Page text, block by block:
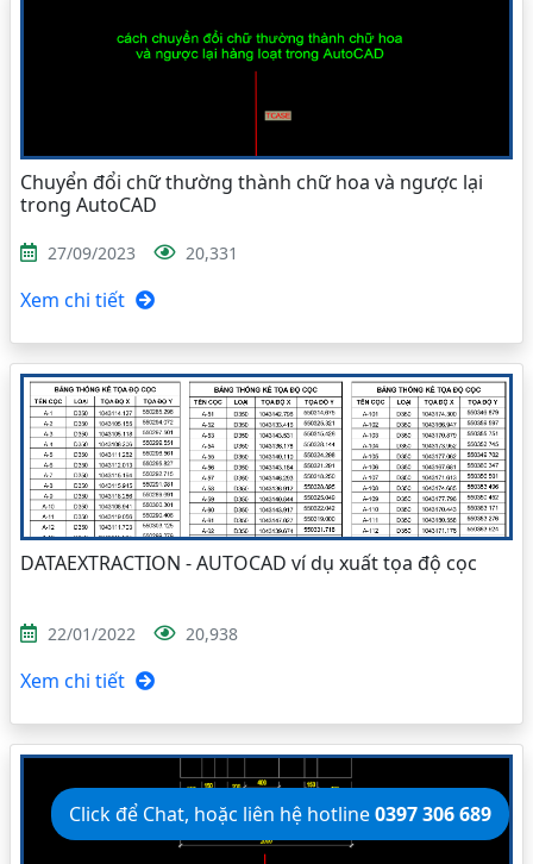
Chuyển đổi chữ thường thành chữ hoa và ngược lại
trong AutoCAD
27/09/2023 20,331
Xem chi tiết
DATAEXTRACTION - AUTOCAD ví dụ xuất tọa độ cọc
22/01/2022 20,938
Xem chi tiết
Click để Chat, hoặc liên hệ hotline0397 306 689